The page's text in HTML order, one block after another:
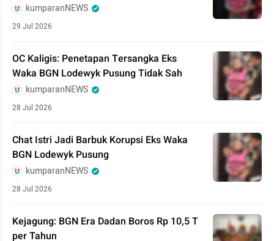
kumparanNEWS
29 Jul 2026
OC Kaligis: Penetapan Tersangka Eks
Waka BGN Lodewyk Pusung Tidak Sah
kumparanNEWS
28 Jul 2026
Chat Istri Jadi Barbuk Korupsi Eks Waka
BGN Lodewyk Pusung
kumparanNEWS
28 Jul 2026
Kejagung: BGN Era Dadan Boros Rp 10,5 T
per Tahun